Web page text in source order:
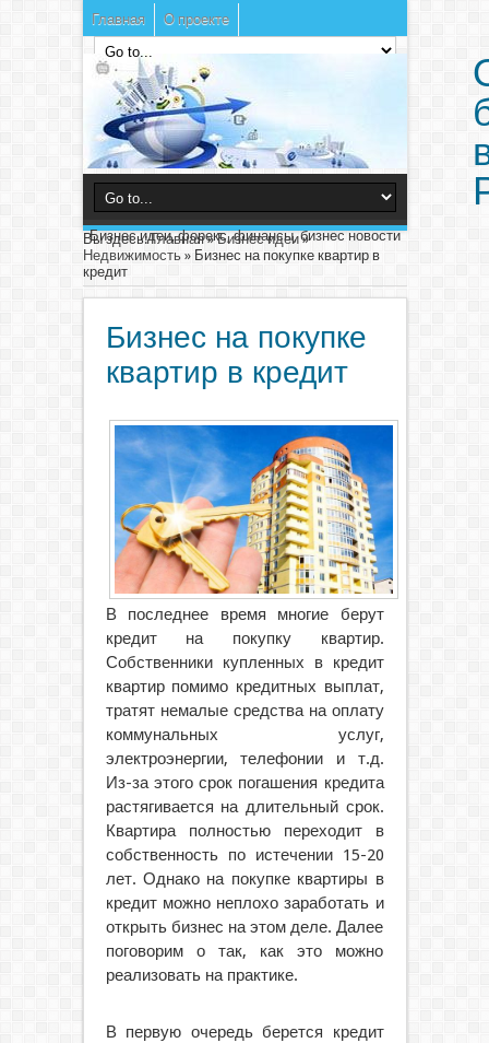
Главная О проекте
Бизнес идеи, форекс, финансы, бизнес новости
Вы здесь:Главная»Бизнес идеи»
Недвижимость» Бизнес на покупке квартир в
кредит
Бизнес на покупке
квартир в кредит
В последнее время многие берут
кредит на покупку квартир.
Собственники купленных в кредит
квартир помимо кредитных выплат,
тратят немалые средства на оплату
коммунальных услуг,
электроэнергии, телефонии и т.д.
Из-за этого срок погашения кредита
растягивается на длительный срок.
Квартира полностью переходит в
собственность по истечении 15-20
лет. Однако на покупке квартиры в
кредит можно неплохо заработать и
открыть бизнес на этом деле. Далее
поговорим о так, как это можно
реализовать на практике.
В первую очередь берется кредит